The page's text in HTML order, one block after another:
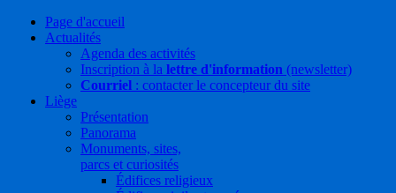
Page d'accueil
Actualités
Agenda des activités
Inscription à la lettre d'information (newsletter)
Courriel : contacter le concepteur du site
Liège
Présentation
Panorama
Monuments, sites,
parcs et curiosités
Édifices religieux